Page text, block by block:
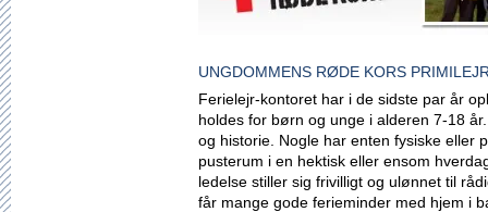
UNGDOMMENS RØDE KORS
Ferielejr-kontoret har i de sidste par år
holdes for børn og unge i alderen 7-18
og historie. Nogle har enten fysiske eller
pusterum i en hektisk eller ensom
ledelse stiller sig frivilligt og ulønnet til
får mange gode ferieminder med hjem i